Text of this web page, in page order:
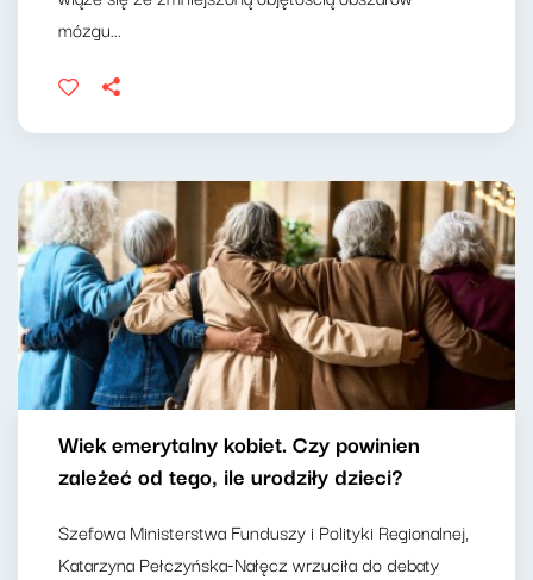
mózgu...
Wiek emerytalny kobiet. Czy powinien
zależeć od tego, ile urodziły dzieci?
Szefowa Ministerstwa Funduszy i Polityki Regionalnej,
Katarzyna Pełczyńska-Nałęcz wrzuciła do debaty